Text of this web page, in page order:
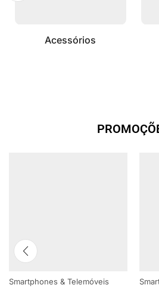
Acessórios
Smartphones & Telemóveis